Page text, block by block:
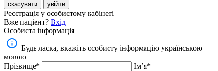
скасувати увійти
Реєстрація у особистому кабінеті
Вже паціент? Вхід
Особиста інформація
Будь ласка, вкажіть особисту інформацію українською
мовою
Прізвище*
Імʼя*